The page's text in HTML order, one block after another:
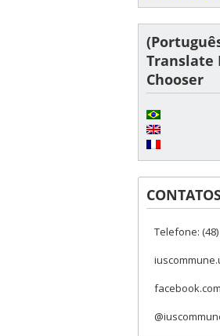
Translate
Chooser
Telefone: (48)